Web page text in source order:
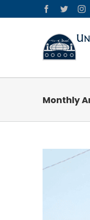
to
Facebook
Twitter
Monthly